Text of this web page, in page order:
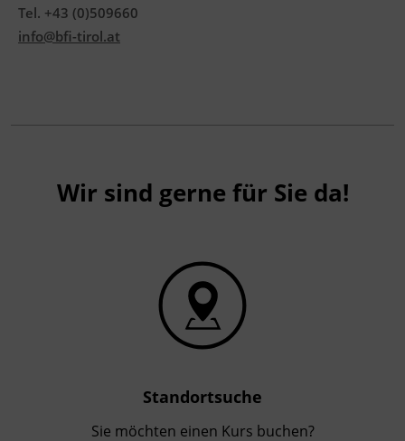
Veranstaltungsort
Terminübersicht
Tel. +43 (0)509660
info@bfi-tirol.at
Wir sind gerne für Sie da!
Standortsuche
Sie möchten einen Kurs buchen?